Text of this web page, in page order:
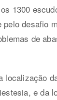
1300
pelo desafio
de
localização
e da